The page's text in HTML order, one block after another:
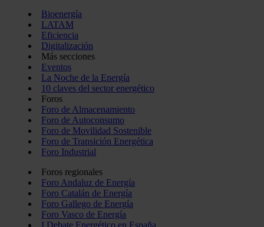
Bioenergía
LATAM
Eficiencia
Digitalización
Más secciones
Eventos
La Noche de la Energía
10 claves del sector energético
Foros
Foro de Almacenamiento
Foro de Autoconsumo
Foro de Movilidad Sostenible
Foro de Transición Energética
Foro Industrial
Foros regionales
Foro Andaluz de Energía
Foro Catalán de Energía
Foro Gallego de Energía
Foro Vasco de Energía